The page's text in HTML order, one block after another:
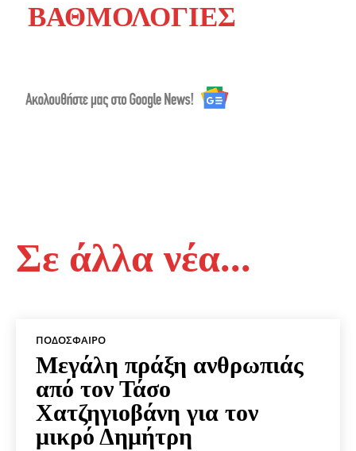
ΒΑΘΜΟΛΟΓΙΕΣ
Σε άλλα νέα...
ΠΟΔΌΣΦΑΙΡΟ
Μεγάλη πράξη ανθρωπιάς
από τον Τάσο
Χατζηγιοβάνη για τον
μικρό Δημήτρη